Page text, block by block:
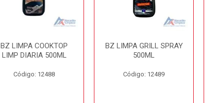
BZ LIMPA COOKTOP
LIMP DIARIA 500ML
Código: 12488
BZ LIMPA GRILL SPRAY
500ML
Código: 12489